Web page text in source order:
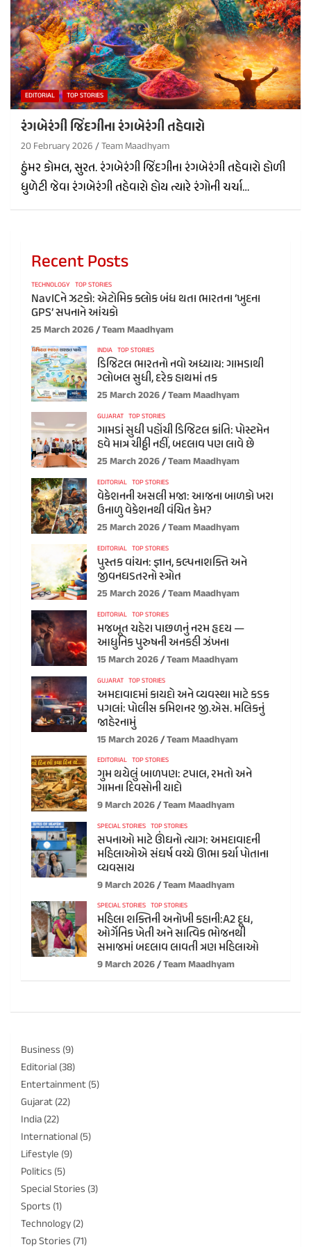
EDITORIAL TOP STORIES
રંગબેરંગી જિંદગીના રંગબેરંગી તહેવારો
20 February 2026 Team Maadhyam
ઠુંમર કોમલ, સુરત. રંગબેરંગી જિંદગીના રંગબેરંગી તહેવારો હોળી
ધુળેટી જેવા રંગબેરંગી તહેવારો હોય ત્યારે રંગોની ચર્ચા…
Recent Posts
TECHNOLOGY TOP STORIES
NavICને ઝટકો: એટોમિક ક્લોક બંધ થતા ભારતના ‘ખુદના
GPS’ સપનાને આંચકો
25 March 2026 Team Maadhyam
INDIA TOP STORIES
ડિજિટલ ભારતનો નવો અધ્યાય: ગામડાથી
ગ્લોબલ સુધી, દરેક હાથમાં તક
25 March 2026 Team Maadhyam
GUJARAT TOP STORIES
ગામડાં સુધી પહોંચી ડિજિટલ ક્રાંતિ: પોસ્ટમેન
હવે માત્ર ચીઠ્ઠી નહીં, બદલાવ પણ લાવે છે
25 March 2026 Team Maadhyam
EDITORIAL TOP STORIES
વેકેશનની અસલી મજા: આજના બાળકો ખરા
ઉનાળુ વેકેશનથી વંચિત કેમ?
25 March 2026 Team Maadhyam
EDITORIAL TOP STORIES
પુસ્તક વાંચન: જ્ઞાન, કલ્પનાશક્તિ અને
જીવનઘડતરનો સ્ત્રોત
25 March 2026 Team Maadhyam
EDITORIAL TOP STORIES
મજબૂત ચહેરા પાછળનું નરમ હૃદય —
આધુનિક પુરુષની અનકહી ઝંખના
15 March 2026 Team Maadhyam
GUJARAT TOP STORIES
અમદાવાદમાં કાયદો અને વ્યવસ્થા માટે કડક
પગલાં: પોલીસ કમિશનર જી.એસ. મલિકનું
જાહેરનામું
15 March 2026 Team Maadhyam
EDITORIAL TOP STORIES
ગુમ થયેલું બાળપણ: ટપાલ, રમતો અને
ગામના દિવસોની યાદો
9 March 2026 Team Maadhyam
SPECIAL STORIES TOP STORIES
સપનાઓ માટે ઊંઘનો ત્યાગ: અમદાવાદની
મહિલાઓએ સંઘર્ષ વચ્ચે ઊભા કર્યા પોતાના
વ્યવસાય
9 March 2026 Team Maadhyam
SPECIAL STORIES TOP STORIES
મહિલા શક્તિની અનોખી કહાની:A2 દૂધ,
ઓર્ગેનિક ખેતી અને સાત્વિક ભોજનથી
સમાજમાં બદલાવ લાવતી ત્રણ મહિલાઓ
9 March 2026 Team Maadhyam
Business (9)
Editorial(38)
Entertainment(5)
Gujarat(22)
India(22)
International(5)
Lifestyle (9)
Politics (5)
Special Stories (3)
Sports (1)
Technology(2)
Top Stories (71)